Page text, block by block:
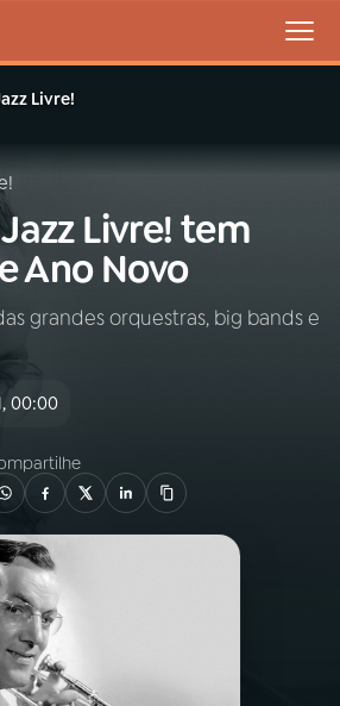
Buscar
Livre!
Livre! tem
Ano Novo
grandes orquestras, big bands e
00:00